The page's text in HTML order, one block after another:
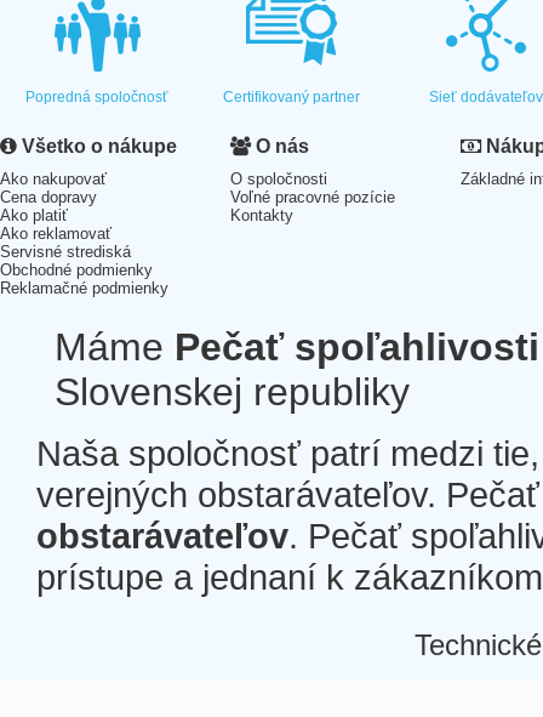
Popredná spoločnosť Certifikovaný partner Sieť dodávateľov
Všetko o nákupe
Ako nakupovať
Cena dopravy
Ako platiť
Ako reklamovať
Servisné strediská
Obchodné podmienky
Reklamačné podmienky
O nás
O spoločnosti
Voľné pracovné pozície
Kontakty
Základné
Máme Pečať spoľahlivosti
Slovenskej republiky
Naša spoločnosť patrí medzi
verejných obstarávateľov.
obstarávateľov. Pečať
prístupe a jednaní k